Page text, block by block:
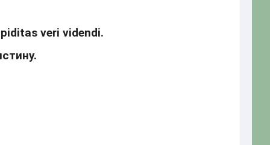
veri videndi.